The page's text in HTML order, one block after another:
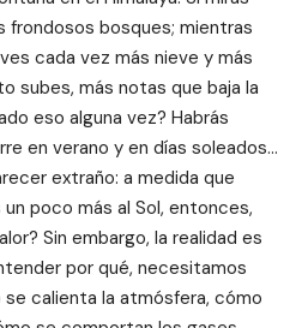
frondosos bosques; mientras
cada vez más nieve y más
subes, más notas que baja la
eso alguna vez? Habrás
en verano y en días soleados…
extraño: a medida que
poco más al Sol, entonces,
Sin embargo, la realidad es
por qué, necesitamos
calienta la atmósfera, cómo